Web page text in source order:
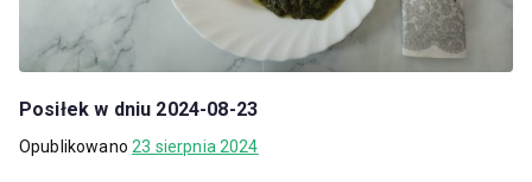
Posiłek w dniu 2024-08-23
Opublikowano23 sierpnia 2024